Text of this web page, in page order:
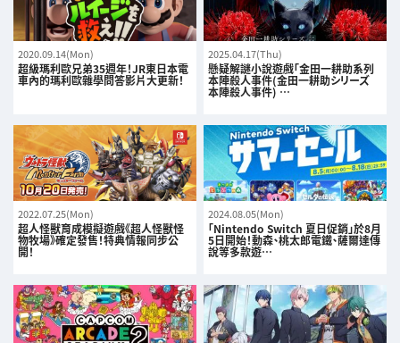
2020.09.14(Mon)
超級瑪利歐兄弟35週年！JR東日本電
車內的瑪利歐雜學問答影片大更新！
2025.04.17(Thu)
懸疑解謎小說遊戲「金田一耕助系列
本陣殺人事件(金田一耕助シリーズ
本陣殺人事件) …
2022.07.25(Mon)
超人怪獸育成模擬遊戲《超人怪獸怪
物牧場》確定發售！特典情報同步公
開！
2024.08.05(Mon)
「Nintendo Switch 夏日促銷」於8月
5日開始！動森、桃太郎電鐵、薩爾達傳
說等多款遊…